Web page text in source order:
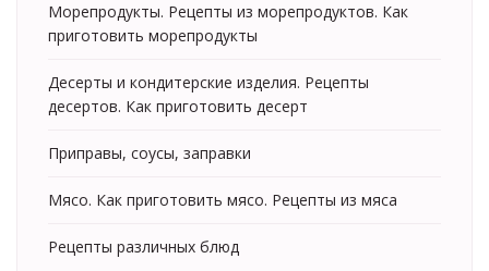
Морепродукты. Рецепты из морепродуктов. Как
приготовить морепродукты
Десерты и кондитерские изделия. Рецепты
десертов. Как приготовить десерт
Приправы, соусы, заправки
Мясо. Как приготовить мясо. Рецепты из мяса
Рецепты различных блюд